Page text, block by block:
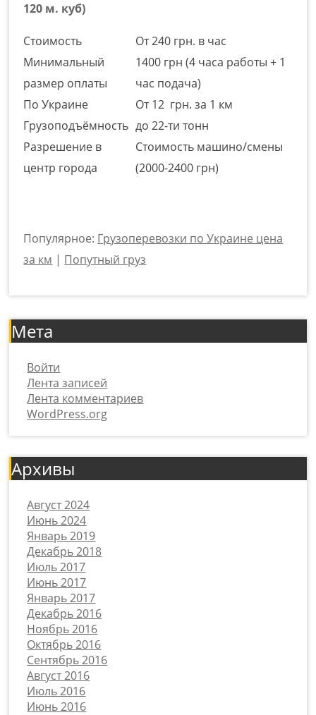
120 м. куб)
Стоимость
От 240 грн. в час
Минимальный
размер оплаты
1400 грн (4 часа работы + 1
час подача)
По Украине
От 12 грн. за 1 км
Грузоподъёмность до 22-ти тонн
Разрешение в
центр города
Стоимость машино/смены
(2000-2400 грн)
Популярное: Грузоперевозки по Украине цена
за км | Попутный груз
Мета
Войти
Лента записей
Лента комментариев
WordPress.org
Архивы
Август 2024
Июнь 2024
Январь 2019
Декабрь 2018
Июль 2017
Июнь 2017
Январь 2017
Декабрь 2016
Ноябрь 2016
Октябрь 2016
Сентябрь 2016
Август 2016
Июль 2016
Июнь 2016